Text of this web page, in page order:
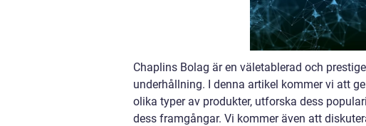
Chaplins Bolag är en väletablerad och
underhållning. I denna artikel kommer vi att
olika typer av produkter, utforska dess
dess framgångar. Vi kommer även att